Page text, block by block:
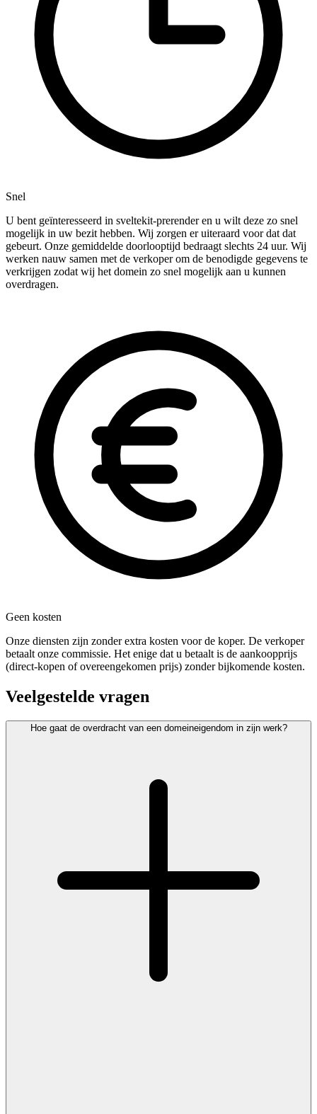
Snel
U bent geïnteresseerd in sveltekit-prerender en u wilt deze zo snel
mogelijk in uw bezit hebben. Wij zorgen er uiteraard voor dat dat
gebeurt. Onze gemiddelde doorlooptijd bedraagt slechts 24 uur. Wij
werken nauw samen met de verkoper om de benodigde gegevens te
verkrijgen zodat wij het domein zo snel mogelijk aan u kunnen
overdragen.
Geen kosten
Onze diensten zijn zonder extra kosten voor de koper. De verkoper
betaalt onze commissie. Het enige dat u betaalt is de aankoopprijs
(direct-kopen of overeengekomen prijs) zonder bijkomende kosten.
Veelgestelde vragen
Hoe gaat de overdracht van een domeineigendom in zijn werk?